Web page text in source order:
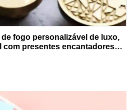
fogo personalizável de luxo,
com presentes encantadores